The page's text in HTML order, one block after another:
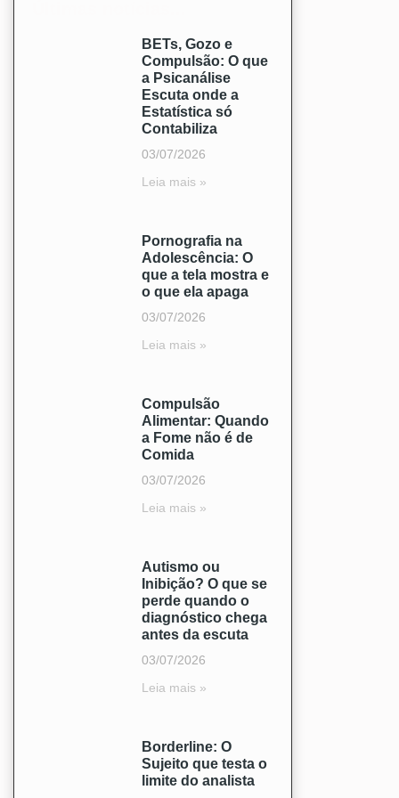
BETs, Gozo e
Compulsão: O que
a Psicanálise
Escuta onde a
Estatística só
Contabiliza
03/07/2026
Leia mais »
Pornografia na
Adolescência: O
que a tela mostra e
o que ela apaga
03/07/2026
Leia mais »
Compulsão
Alimentar: Quando
a Fome não é de
Comida
03/07/2026
Leia mais »
Autismo ou
Inibição? O que se
perde quando o
diagnóstico chega
antes da escuta
03/07/2026
Leia mais »
Borderline: O
Sujeito que testa o
limite do analista